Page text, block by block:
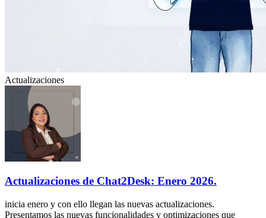
Actualizaciones
Actualizaciones de Chat2Desk: Enero 2026.
inicia enero y con ello llegan las nuevas actualizaciones.
Presentamos las nuevas funcionalidades y optimizaciones que